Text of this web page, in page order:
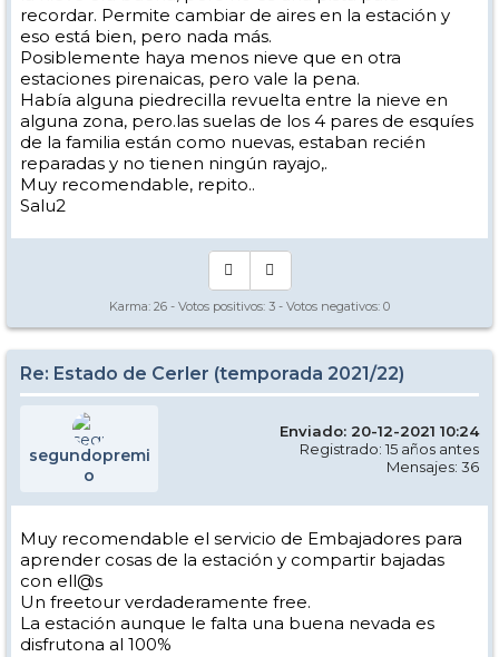
recordar. Permite cambiar de aires en la estación y
eso está bien, pero nada más.
Posiblemente haya menos nieve que en otra
estaciones pirenaicas, pero vale la pena.
Había alguna piedrecilla revuelta entre la nieve en
alguna zona, pero.las suelas de los 4 pares de esquíes
de la familia están como nuevas, estaban recién
reparadas y no tienen ningún rayajo,.
Muy recomendable, repito..
Salu2
Karma: 26 - Votos positivos: 3 - Votos negativos: 0
Re: Estado de Cerler (temporada 2021/22)
segundopremi
o
Enviado: 20-12-2021 10:24
Registrado: 15 años antes
Mensajes: 36
Muy recomendable el servicio de Embajadores para
aprender cosas de la estación y compartir bajadas
con ell@s
Un freetour verdaderamente free.
La estación aunque le falta una buena nevada es
disfrutona al 100%